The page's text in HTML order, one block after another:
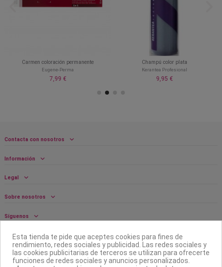
Carmen coloración permanente
Eugene-Perma
7,99 €
Champú color plata
Kerantea Profesional
9,95 €
Contacta con nosotros
Información
Legal
Sobre nosotros
Síguenos
Boletín
Esta tienda te pide que aceptes cookies para fines de
rendimiento, redes sociales y publicidad. Las redes sociales y
las cookies publicitarias de terceros se utilizan para ofrecerte
funciones de redes sociales y anuncios personalizados.